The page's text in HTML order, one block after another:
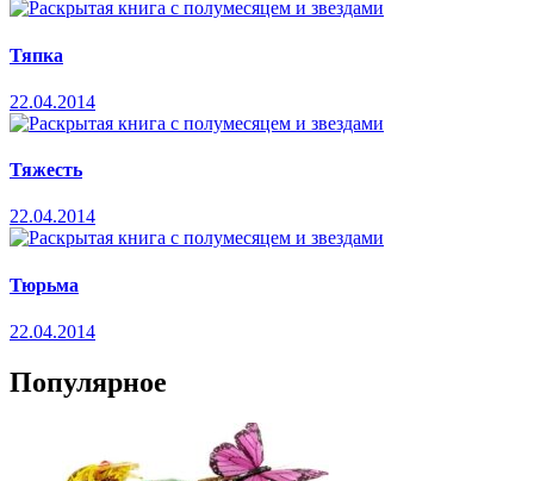
Тяпка
22.04.2014
Тяжесть
22.04.2014
Тюрьма
22.04.2014
Популярное